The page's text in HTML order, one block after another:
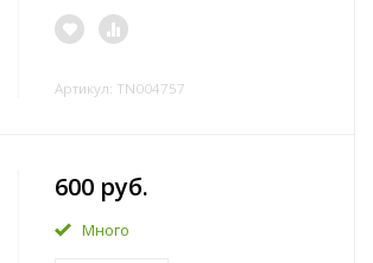
Артикул: TN004757
600 руб.
Много